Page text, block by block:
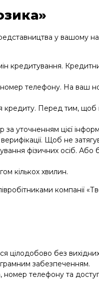
у вашому
кредитування.
номер телефону. На
кредиту. Перед тим,
уточненням цієї
Щоб не
фізичних осіб. Або
кількох хвилин.
компанії
цілодобово без
забезпеченням.
номер телефону та